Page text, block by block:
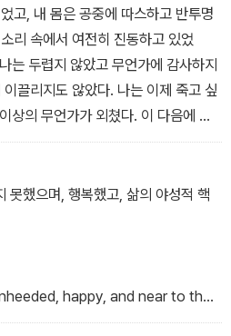
갖고 있으니, 그런데 겨우 그게 내 전
지 모르는 사람은 무엇을 해야 할
해 자기 자신을 몸과 영혼으로 나누
의 힘을 저 바깥의 힘으로 치환해야
고, 내 몸은 공중에 따스하고 반투명
리 속에서 여전히 진동하고 있었
는 두렵지 않았고 무언가에 감사하지
끌리지도 않았다. 나는 이제 죽고 싶
상의 무언가가 외쳤다. 이 다음에 이
였다.
하나의 끝과도 같은 죽음만이 내리
주위의 사람들이 일어나 움직이고 있
백한 모습으로, 출구로 걸어갔다.
못했으며, 행복했고, 삶의 야성적 핵
happy, and near to th